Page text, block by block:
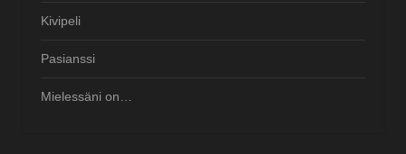
Kivipeli
Pasianssi
Mielessäni on…